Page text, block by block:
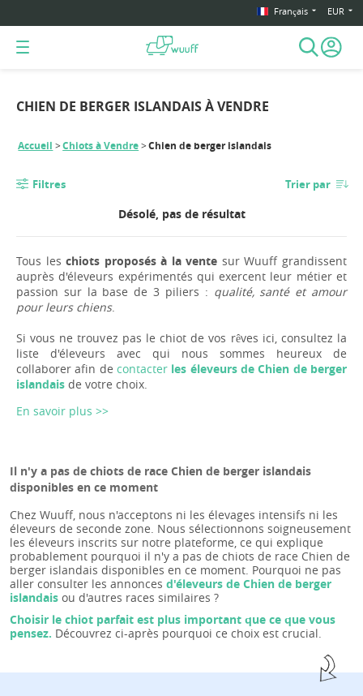
Français EUR
CHIEN DE BERGER ISLANDAIS À VENDRE
Accueil Chiots à Vendre Chien de berger islandais
Filtres Trier par
Désolé, pas de résultat
Tous leschiots proposés à la vente sur Wuuff grandissent
auprès d'éleveurs expérimentés qui exercent leur métier et
passion sur la base de 3 piliers : qualité, santé et amour
pour leurs chiens.
Si vous ne trouvez pas le chiot de vos rêves ici, consultez la
liste d'éleveurs avec qui nous sommes heureux de
collaborer afin de contacter les éleveurs de Chien de berger
islandais de votre choix.
En savoir plus >>
Il n'y a pas de chiots de race Chien de berger islandais
disponibles en ce moment
Chez Wuuff, nous n'acceptons ni les élevages intensifs ni les
éleveurs de seconde zone. Nous sélectionnons soigneusement
les éleveurs inscrits sur notre plateforme, ce qui explique
probablement pourquoi il n'y a pas de chiots de race Chien de
berger islandais disponibles en ce moment. Pourquoi ne pas
aller consulter les annonces d'éleveurs de Chien de berger
islandais ou d'autres races similaires ?
Choisir le chiot parfait est plus important que ce que vous
pensez. Découvrez ci-après pourquoi ce choix est crucial.